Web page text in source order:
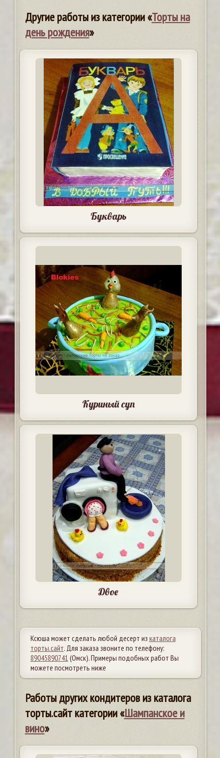
Другие работы из категории «Торты на
день рождения»
Букварь
Куриный суп
Двое
Ксюша может сделать любой десерт из каталога
торты.сайт. Для заказа звоните по телефону:
89045890741 (Омск). Примеры подобных работ Вы
можете посмотреть ниже
Работы других кондитеров из каталога
торты.сайт категории «Шампанское и
вино»